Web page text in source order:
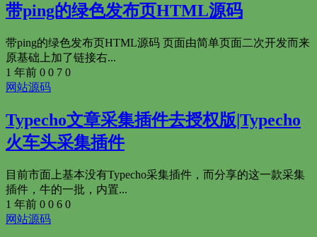
带ping的绿色发布页HTML源码
带ping的绿色发布页HTML源码 页面由简单页面二次开发而来
原基础上加了链接右...
1 年前 0 0 7 0
网站源码
Typecho文章采集插件去授权版|Typecho
火车头采集插件
目前市面上基本没有Typecho采集插件，而分享的这一款采集
插件，牛的一批，内置...
1 年前 0 0 6 0
网站源码